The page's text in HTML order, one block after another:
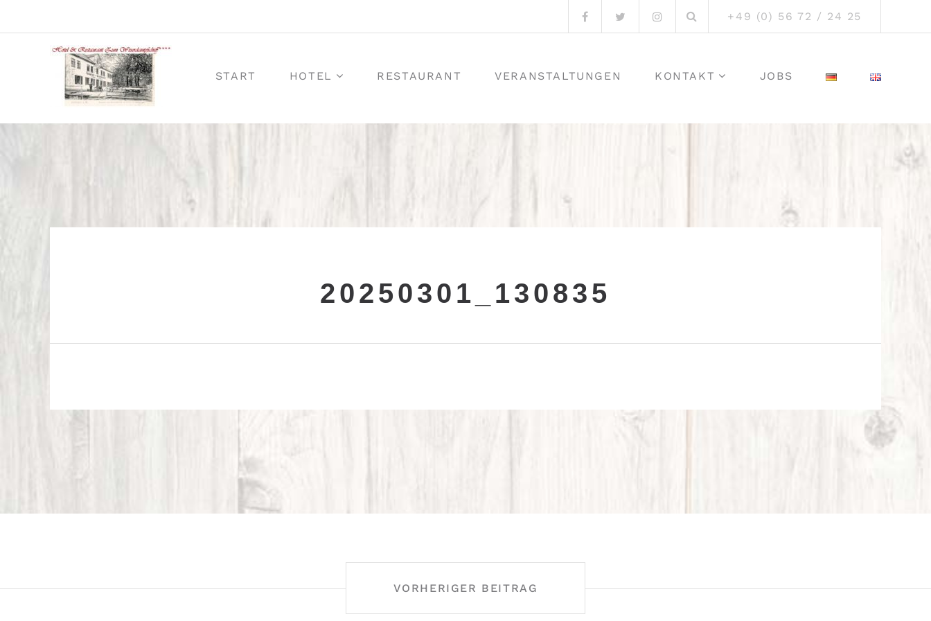
Facebook Twitter Instagram
nach:
+49 (0) 56 72 / 24 25
START HOTEL RESTAURANT VERANSTALTUNGEN KONTAKT JOBS
20250301_130835
VORHERIGER BEITRAG